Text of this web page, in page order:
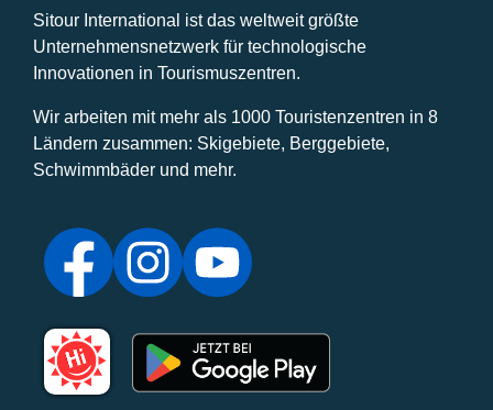
Sitour International ist das weltweit größte
Unternehmensnetzwerk für technologische
Innovationen in Tourismuszentren.
Wir arbeiten mit mehr als 1000 Touristenzentren in 8
Ländern zusammen: Skigebiete, Berggebiete,
Schwimmbäder und mehr.